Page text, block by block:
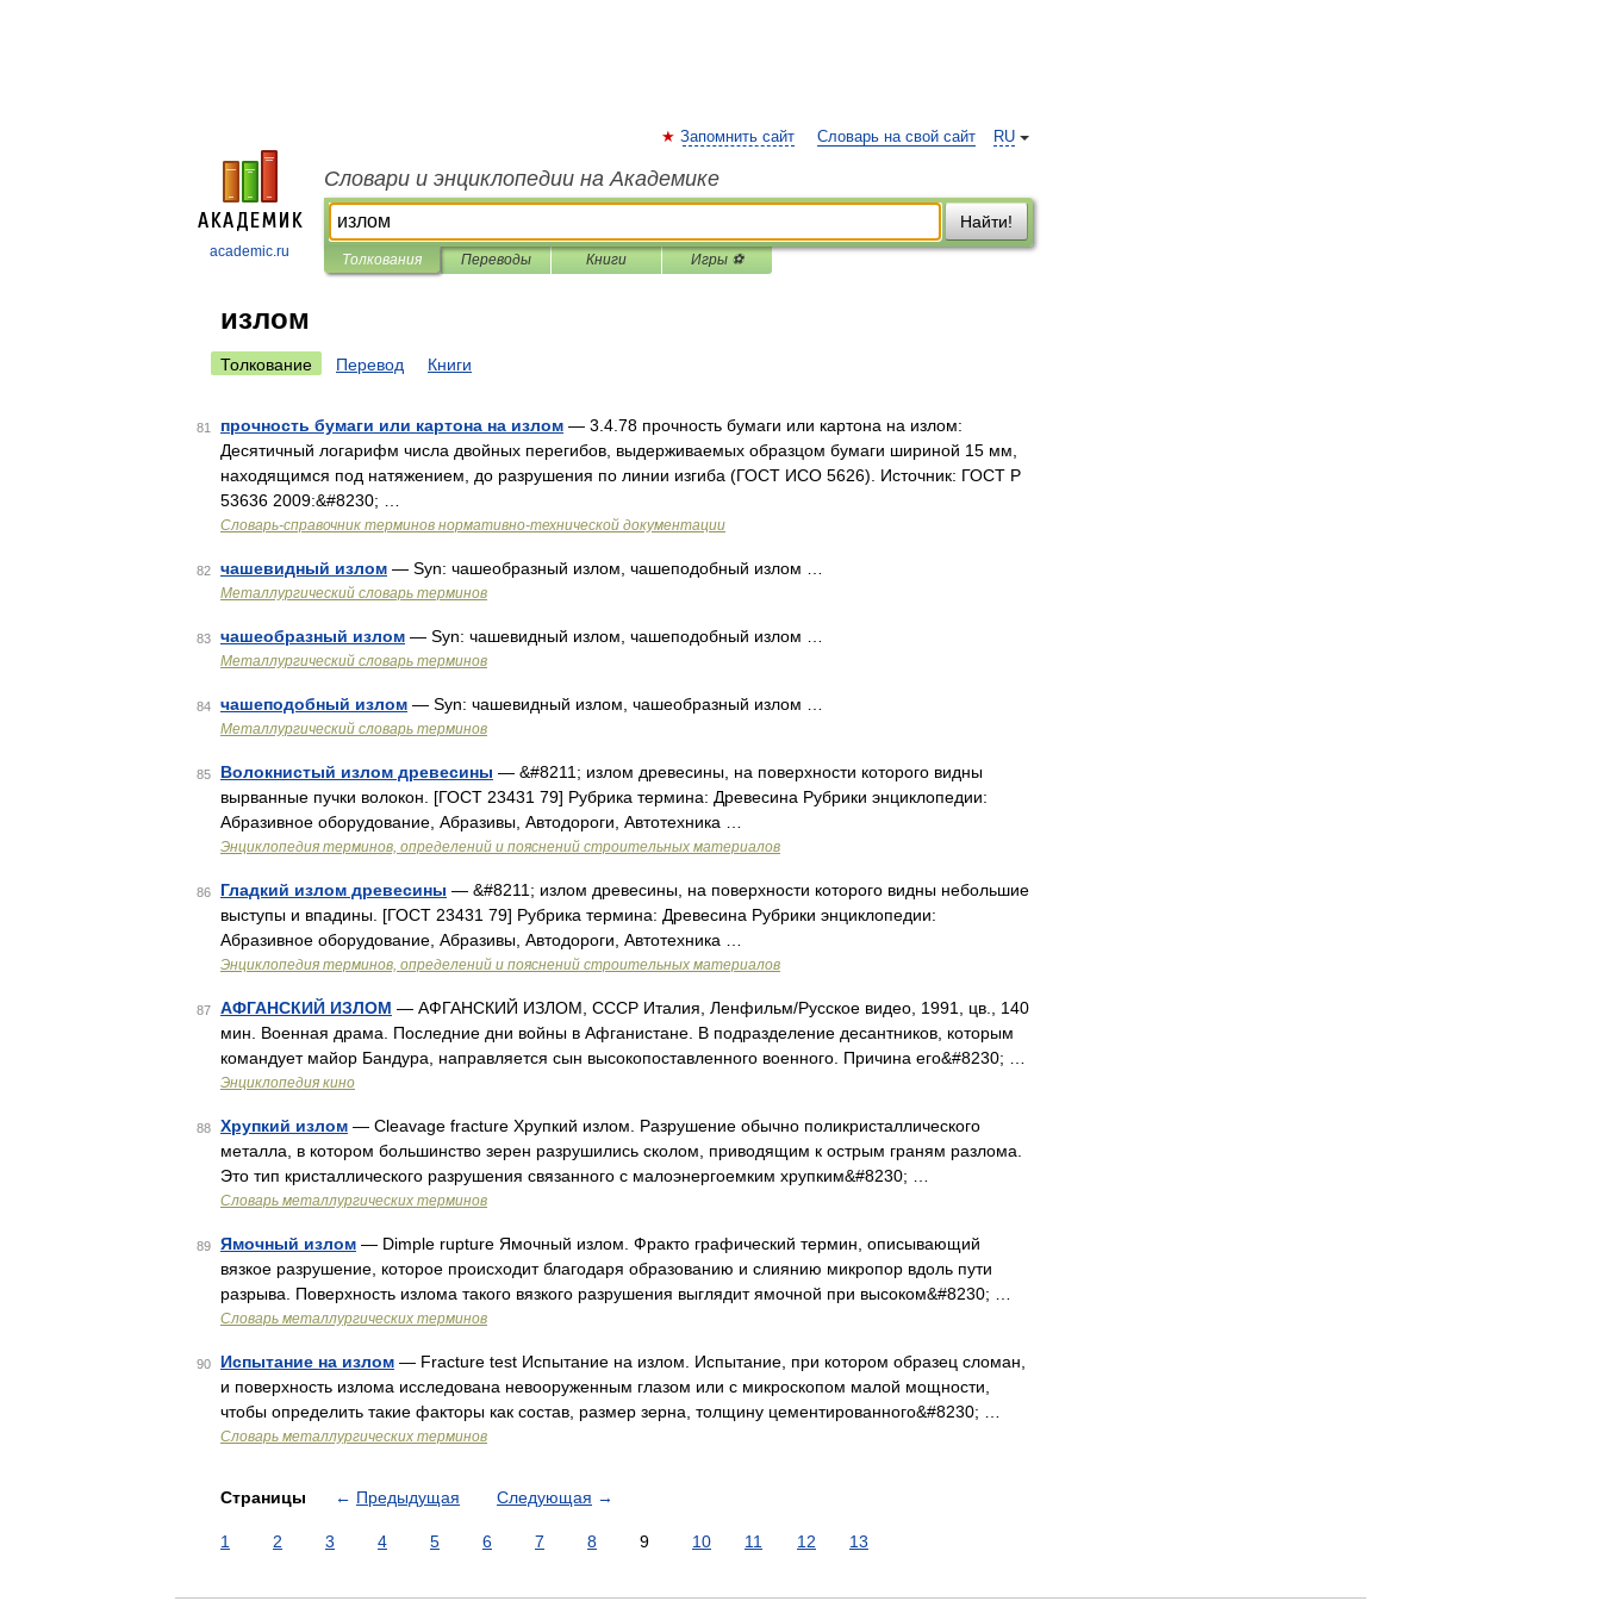
academic.ru
RU
Запомнить сайт Словарь на свой сайт
Словари и энциклопедии на Академике
Найти!
Толкования Переводы Книги Игры ⚽
излом
Толкование Перевод Книги
81 прочность бумаги или картона на излом — 3.4.78 прочность бумаги или картона на излом:
Десятичный логарифм числа двойных перегибов, выдерживаемых образцом бумаги шириной 15 мм,
находящимся под натяжением, до разрушения по линии изгиба (ГОСТ ИСО 5626). Источник: ГОСТ Р
53636 2009:&#8230; …
Словарь-справочник терминов нормативно-технической документации
82 чашевидный излом — Syn: чашеобразный излом, чашеподобный излом …
Металлургический словарь терминов
83 чашеобразный излом — Syn: чашевидный излом, чашеподобный излом …
Металлургический словарь терминов
84 чашеподобный излом — Syn: чашевидный излом, чашеобразный излом …
Металлургический словарь терминов
85 Волокнистый излом древесины — &#8211; излом древесины, на поверхности которого видны
вырванные пучки волокон. [ГОСТ 23431 79] Рубрика термина: Древесина Рубрики энциклопедии:
Абразивное оборудование, Абразивы, Автодороги, Автотехника …
Энциклопедия терминов, определений и пояснений строительных материалов
86 Гладкий излом древесины — &#8211; излом древесины, на поверхности которого видны небольшие
выступы и впадины. [ГОСТ 23431 79] Рубрика термина: Древесина Рубрики энциклопедии:
Абразивное оборудование, Абразивы, Автодороги, Автотехника …
Энциклопедия терминов, определений и пояснений строительных материалов
87 АФГАНСКИЙ ИЗЛОМ — АФГАНСКИЙ ИЗЛОМ, СССР Италия, Ленфильм/Русское видео, 1991, цв., 140
мин. Военная драма. Последние дни войны в Афганистане. В подразделение десантников, которым
командует майор Бандура, направляется сын высокопоставленного военного. Причина его&#8230; …
Энциклопедия кино
88 Хрупкий излом — Cleavage fracture Хрупкий излом. Разрушение обычно поликристаллического
металла, в котором большинство зерен разрушились сколом, приводящим к острым граням разлома.
Это тип кристаллического разрушения связанного с малоэнергоемким хрупким&#8230; …
Словарь металлургических терминов
89 Ямочный излом — Dimple rupture Ямочный излом. Фракто графический термин, описывающий
вязкое разрушение, которое происходит благодаря образованию и слиянию микропор вдоль пути
разрыва. Поверхность излома такого вязкого разрушения выглядит ямочной при высоком&#8230; …
Словарь металлургических терминов
90 Испытание на излом — Fracture test Испытание на излом. Испытание, при котором образец сломан,
и поверхность излома исследована невооруженным глазом или с микроскопом малой мощности,
чтобы определить такие факторы как состав, размер зерна, толщину цементированного&#8230; …
Словарь металлургических терминов
Страницы ← Предыдущая Следующая →
1 2 3 4 5 6 7 8 9 10 11 12 13